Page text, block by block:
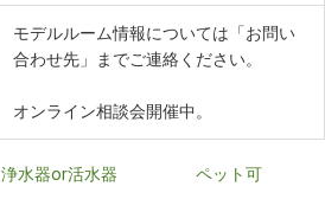
モデルルーム情報については「お問い
合わせ先」までご連絡ください。
オンライン相談会開催中。
浄水器or活水器 ペット可